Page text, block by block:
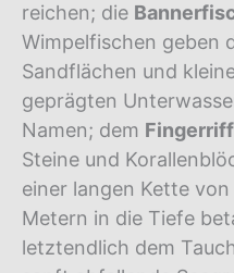
reichen; die
Wimpelfischen geben
Sandflächen und
geprägten
Namen; dem Fingerriff
Steine und
einer langen Kette
Metern in die Tiefe
letztendlich dem